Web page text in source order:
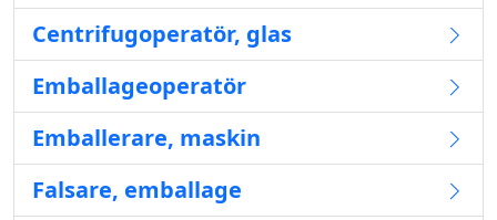
Centrifugoperatör, glas
Emballageoperatör
Emballerare, maskin
Falsare, emballage